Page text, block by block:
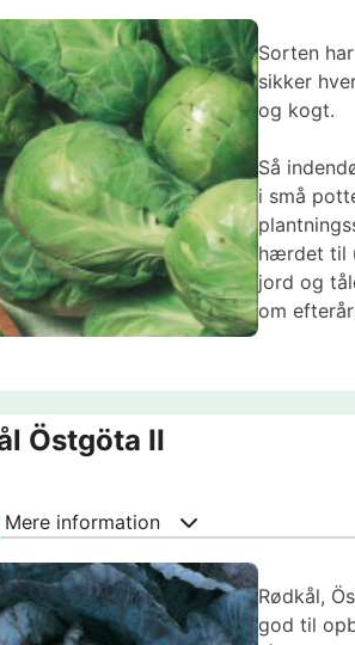
Sorten
sikker
og kogt.
Så
i små
hærdet til
jord og
om
Östgöta II
Mere information
Rødkål,
god til